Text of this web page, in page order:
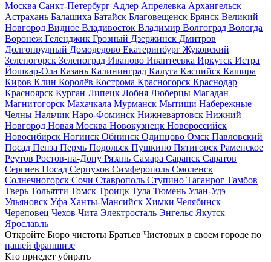
Москва Санкт-Петербург Адлер Апрелевка Архангельск
Астрахань Балашиха Батайск Благовещенск Брянск Великий
Новгород Видное Владивосток Владимир Волгоград Вологда
Воронеж Геленджик Грозный Дзержинск Дмитров
Долгопрудный Домодедово Екатеринбург Жуковский
Зеленогорск Зеленоград Иваново Ивантеевка Иркутск Истра
Йошкар-Ола Казань Калининград Калуга Каспийск Кашира
Киров Клин Королёв Кострома Красногорск Краснодар
Красноярск Курган Липецк Лобня Люберцы Магадан
Магнитогорск Махачкала Мурманск Мытищи Набережные
Челны Нальчик Наро-Фоминск Нижневартовск Нижний
Новгород Новая Москва Новокузнецк Новороссийск
Новосибирск Ногинск Обнинск Одинцово Омск Павловский
Посад Пенза Пермь Подольск Пушкино Пятигорск Раменское
Реутов Ростов-на-Дону Рязань Самара Саранск Саратов
Сергиев Посад Серпухов Симферополь Смоленск
Солнечногорск Сочи Ставрополь Ступино Таганрог Тамбов
Тверь Тольятти Томск Троицк Тула Тюмень Улан-Удэ
Ульяновск Уфа Ханты-Мансийск Химки Челябинск
Череповец Чехов Чита Электросталь Энгельс Якутск
Ярославль
Откройте Бюро чистоты Братьев Чистовых в своем городе по
нашей франшизе
Кто приедет убирать